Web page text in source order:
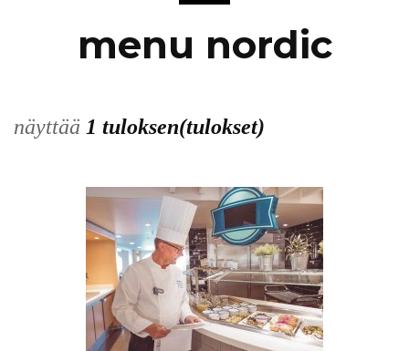
menu nordic
näyttää 1 tuloksen(tulokset)